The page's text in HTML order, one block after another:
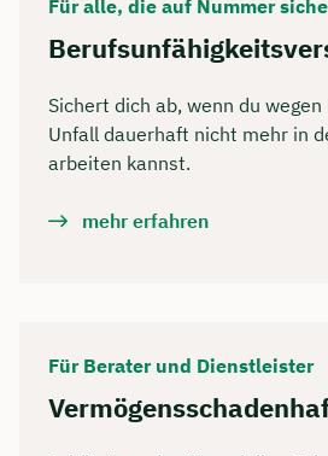
Für alle, die auf Nummer
Sichert dich ab, wenn du
Unfall dauerhaft nicht mehr in
arbeiten kannst.
mehr erfahren
Für Berater und Dienstleister